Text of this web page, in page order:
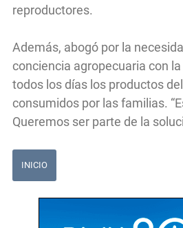
reproductores.
Además, abogó por la
conciencia agropecuaria con
todos los días los productos
consumidos por las familias.
Queremos ser parte de la
INICIO